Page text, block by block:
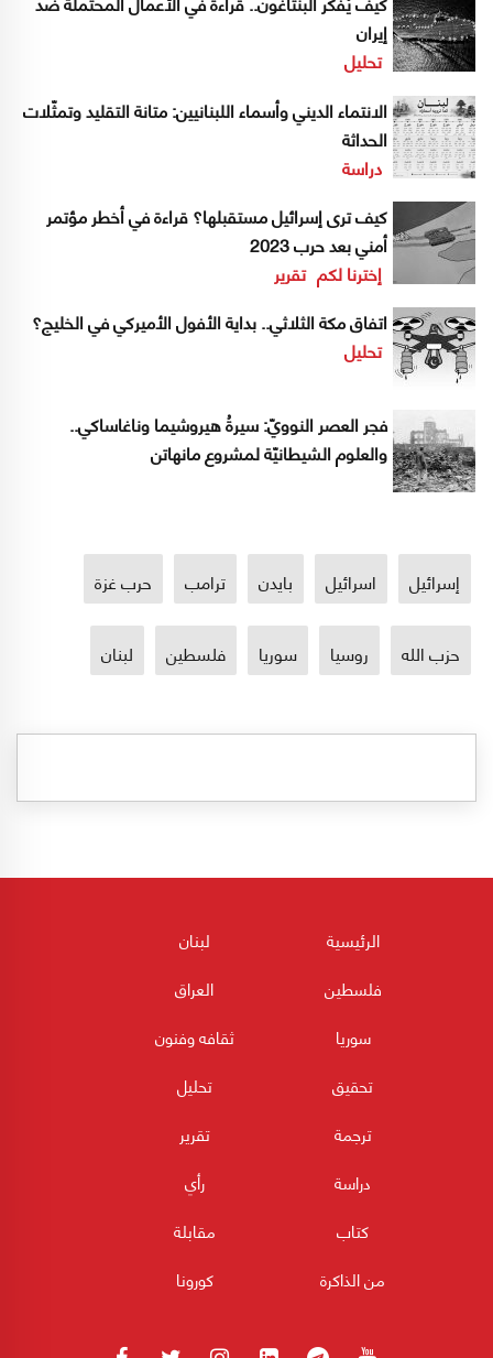
إيران
تحليل
الانتماء الديني وأسماء اللبنانيين: متانة التقليد وتمثّلات
الحداثة
دراسة
كيف ترى إسرائيل مستقبلها؟ قراءة في أخطر مؤتمر
أمني بعد حرب 2023
إخترنا لكم تقرير
اتفاق مكة الثلاثي.. بداية الأفول الأميركي في الخليج؟
تحليل
فجر العصر النوويّ: سيرةُ هيروشيما وناغاساكي..
والعلوم الشيطانيّة لمشروع مانهاتن
إسرائيل اسرائيل بايدن ترامب حرب غزة
حزب الله روسيا سوريا فلسطين لبنان
الرئيسية
لبنان
فلسطين
العراق
سوريا
ثقافه وفنون
تحقيق
تحليل
ترجمة
تقرير
دراسة
رأي
كتاب
مقابلة
من الذاكرة
كورونا